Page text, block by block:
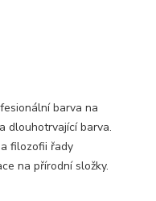
barva na
dlouhotrvající barva.
filozofii řady
na přírodní složky.